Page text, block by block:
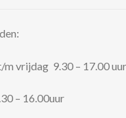
vrijdag 9.30 – 17.00 uur.
– 16.00uur